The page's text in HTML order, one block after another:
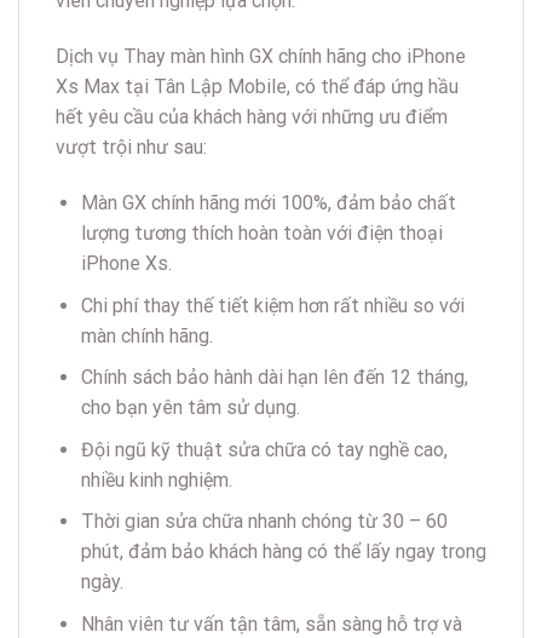
Dịch vụ Thay màn hình GX chính hãng cho iPhone
Xs Max tại Tân Lập Mobile, có thể đáp ứng hầu
hết yêu cầu của khách hàng với những ưu điểm
vượt trội như sau:
Màn GX chính hãng mới 100%, đảm bảo chất
lượng tương thích hoàn toàn với điện thoại
iPhone Xs.
Chi phí thay thế tiết kiệm hơn rất nhiều so với
màn chính hãng.
Chính sách bảo hành dài hạn lên đến 12 tháng,
cho bạn yên tâm sử dụng.
Đội ngũ kỹ thuật sửa chữa có tay nghề cao,
nhiều kinh nghiệm.
Thời gian sửa chữa nhanh chóng từ 30 – 60
phút, đảm bảo khách hàng có thể lấy ngay trong
ngày.
Nhân viên tư vấn tận tâm, sẵn sàng hỗ trợ và